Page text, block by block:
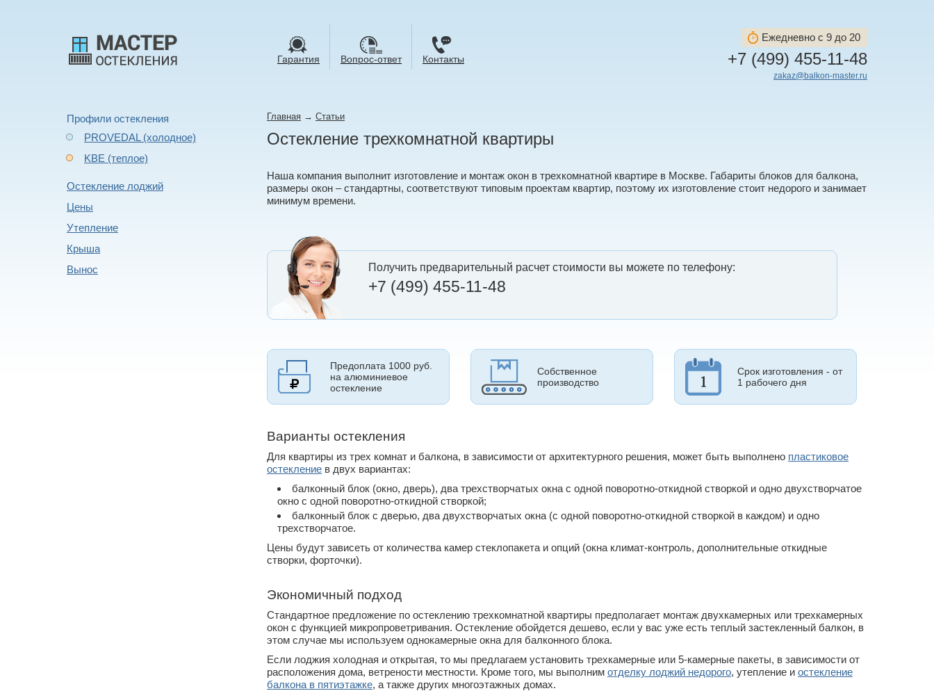
Гарантия Вопрос-ответ Контакты
Ежедневно с 9 до 20
+7 (499) 455-11-48
zakaz@balkon-master.ru
Профили остекления
PROVEDAL (холодное)
KBE (теплое)
Остекление лоджий
Цены
Утепление
Крыша
Вынос
Главная → Статьи
Остекление трехкомнатной квартиры
Наша компания выполнит изготовление и монтаж окон в трехкомнатной квартире в Москве. Габариты блоков для балкона,
размеры окон – стандартны, соответствуют типовым проектам квартир, поэтому их изготовление стоит недорого и занимает
минимум времени.
Получить предварительный расчет стоимости вы можете по телефону:
+7 (499) 455-11-48
Предоплата 1000 руб.
на алюминиевое
остекление
Собственное
производство
Срок изготовления - от
1 рабочего дня
Варианты остекления
Для квартиры из трех комнат и балкона, в зависимости от архитектурного решения, может быть выполнено пластиковое
остекление в двух вариантах:
балконный блок (окно, дверь), два трехстворчатых окна с одной поворотно-откидной створкой и одно двухстворчатое
окно с одной поворотно-откидной створкой;
балконный блок с дверью, два двухстворчатых окна (с одной поворотно-откидной створкой в каждом) и одно
трехстворчатое.
Цены будут зависеть от количества камер стеклопакета и опций (окна климат-контроль, дополнительные откидные
створки, форточки).
Экономичный подход
Стандартное предложение по остеклению трехкомнатной квартиры предполагает монтаж двухкамерных или трехкамерных
окон с функцией микропроветривания. Остекление обойдется дешево, если у вас уже есть теплый застекленный балкон, в
этом случае мы используем однокамерные окна для балконного блока.
Если лоджия холодная и открытая, то мы предлагаем установить трехкамерные или 5-камерные пакеты, в зависимости от
расположения дома, ветрености местности. Кроме того, мы выполним отделку лоджий недорого, утепление и остекление
балкона в пятиэтажке, а также других многоэтажных домах.